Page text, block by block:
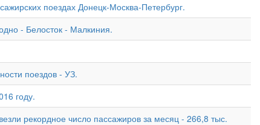
поездах Донецк-Москва-Петербург.
- Белосток - Малкиния.
поездов - УЗ.
году.
рекордное число пассажиров за месяц - 266,8 тыс.